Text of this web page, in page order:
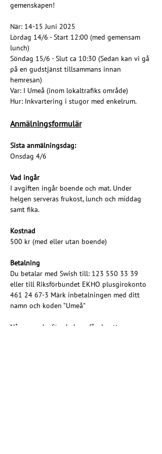
gemenskapen!
När: 14-15 Juni 2025
Lördag 14/6 - Start 12:00 (med gemensam
lunch)
Söndag 15/6 - Slut ca 10:30 (Sedan kan vi gå
på en gudstjänst tillsammans innan
hemresan)
Var: I Umeå (inom lokaltrafiks område)
Hur: Inkvartering i stugor med enkelrum.
Anmälningsformulär
Sista anmälningsdag:
Onsdag 4/6
Vad ingår
I avgiften ingår boende och mat. Under
helgen serveras frukost, lunch och middag
samt fika.
Kostnad
500 kr (med eller utan boende)
Betalning
Du betalar med Swish till: 123 550 33 39
eller till Riksförbundet EKHO plusgirokonto
461 24 67-3 Märk inbetalningen med ditt
namn och koden ”Umeå"
Någon vecka före helgen får du ett